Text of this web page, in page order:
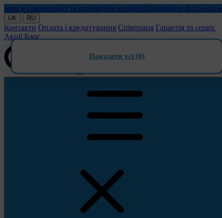
в соцмережах та отримуйте кешбек!Публікуйте фото або
UK RU
Контакти Оплата і кредитування Співпраця Гарантія та сервіс
Акції Блог
Показати усі (0)